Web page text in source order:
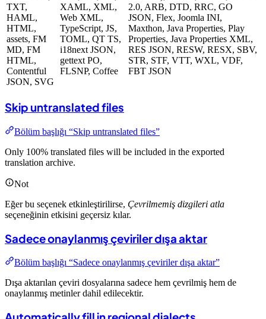
TXT,
HAML,
HTML,
assets, FM
MD, FM
HTML,
Contentful
JSON, SVG
XAML, XML,
Web XML,
TypeScript, JS,
TOML, QT TS,
i18next JSON,
gettext PO,
FLSNP, Coffee
2.0, ARB, DTD, RRC, GO
JSON, Flex, Joomla INI,
Maxthon, Java Properties, Play
Properties, Java Properties XML,
RES JSON, RESW, RESX, SBV,
STR, STF, VTT, WXL, VDF,
FBT JSON
Skip untranslated files
Bölüm başlığı “Skip untranslated files”
Only 100% translated files will be included in the exported
translation archive.
Not
Eğer bu seçenek etkinleştirilirse, Çevrilmemiş dizgileri atla
seçeneğinin etkisini geçersiz kılar.
Sadece onaylanmış çeviriler dışa aktar
Bölüm başlığı “Sadece onaylanmış çeviriler dışa aktar”
Dışa aktarılan çeviri dosyalarına sadece hem çevrilmiş hem de
onaylanmış metinler dahil edilecektir.